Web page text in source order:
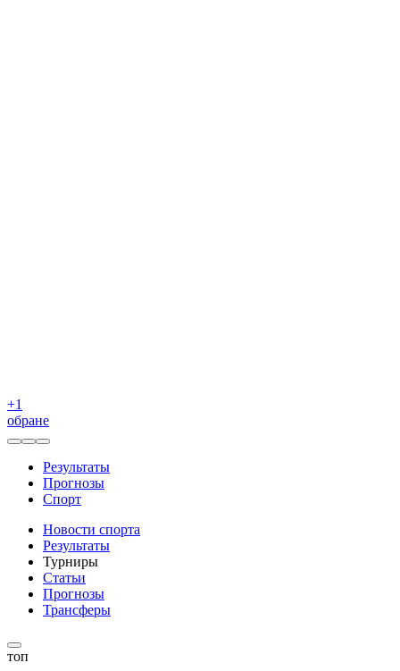
+1
обране
Результаты
Прогнозы
Спорт
Новости спорта
Результаты
Турниры
Статьи
Прогнозы
Трансферы
топ